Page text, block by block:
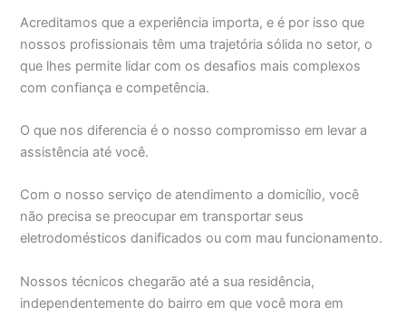
Acreditamos que a experiência importa, e é por isso que
nossos profissionais têm uma trajetória sólida no setor, o
que lhes permite lidar com os desafios mais complexos
com confiança e competência.
O que nos diferencia é o nosso compromisso em levar a
assistência até você.
Com o nosso serviço de atendimento a domicílio, você
não precisa se preocupar em transportar seus
eletrodomésticos danificados ou com mau funcionamento.
Nossos técnicos chegarão até a sua residência,
independentemente do bairro em que você mora em